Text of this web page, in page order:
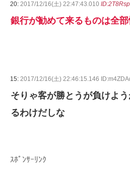
20: 2017/12/16(土) 22:47:43.010
銀行が勧めて来るものは全
15: 2017/12/16(土) 22:46:15.146
そりゃ客が勝とうが負けよ
るわけだしな
ｽﾎﾟﾝｻｰﾘﾝｸ